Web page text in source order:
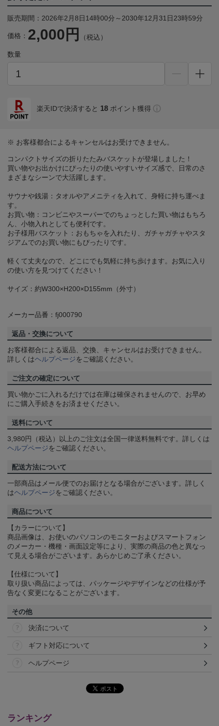
販売期間：2026年2月8日14時00分～2030年12月31日23時59分
価格： 2,000円 （税込）
数量
楽天IDで決済すると 18 ポイント獲得
※ お客様都合によるキャンセルはお受けできません。
コンパクトサイズの折りたたみバスケットが登場しました！
買い物やお出かけにぴったりの使いやすいサイズ感で、日常のさ
まざまなシーンで大活躍します。
サウナや銭湯：タオルやアメニティを入れて、身軽に持ち運べま
す。
お買い物：コンビニやスーパーでのちょっとした買い物はもちろ
ん、小物入れとしても便利です。
お子様用バスケット：おもちゃを入れたり、ガチャガチャやスタ
ジアムでのお買い物にもぴったりです。
軽くて丈夫なので、どこにでも気軽に持ち歩けます。お気に入り
の使い方を見つけてください！
サイズ：約W300×H200×D155mm（外寸）
メーカー品番：fj000790
返品・交換について
お客様都合による返品、交換、キャンセルはお受けできません。
詳しくはヘルプページをご確認ください。
ご注文の確定について
買い物かごに入れるだけでは在庫は確保されませんので、お早め
にご購入手続きをお済ませください。
送料について
3,980円（税込）以上のご注文は全国一律送料無料です。詳しくは
ヘルプページをご確認ください。
配送方法について
一部商品はメール便でのお届けとなる場合がございます。詳しく
はヘルプページをご確認ください。
商品について
【カラーについて】
商品画像は、お使いのパソコンのモニターおよびスマートフォン
のメーカー・機種・画面設定等により、実際の商品の色と異なっ
て見える場合がございます。あらかじめご了承ください。
【仕様について】
取り扱い商品によっては、パッケージやデザインなどの仕様が予
告なく変更になることがございます。
その他
決済について
ギフト対応について
ヘルプページ
ランキング